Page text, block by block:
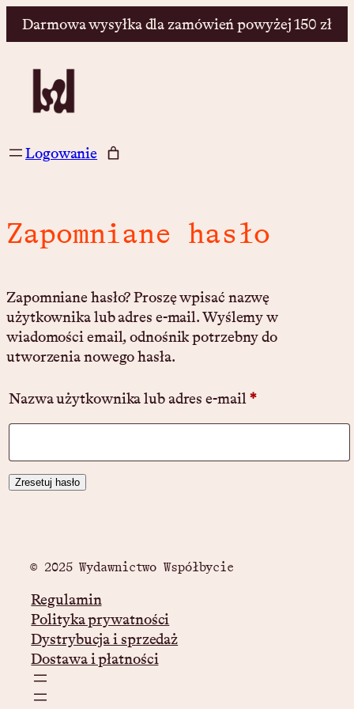
Darmowa wysyłka dla zamówień powyżej 150 zł
treści
Logowanie
Zapomniane hasło
Zapomniane hasło? Proszę wpisać nazwę
użytkownika lub adres e-mail. Wyślemy w
wiadomości email, odnośnik potrzebny do
utworzenia nowego hasła.
Nazwa użytkownika lub adres e-mail*W
y
m
Zresetuj hasło
© 2025 Wydawnictwo Współbycie
Regulamin
Polityka prywatności
Dystrybucja i sprzedaż
Dostawa i płatności